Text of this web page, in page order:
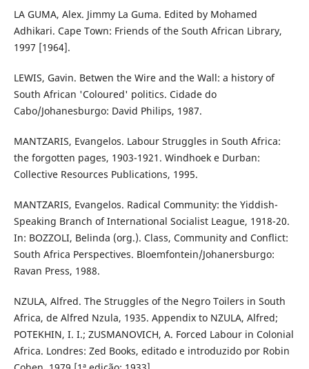
LA GUMA, Alex. Jimmy La Guma. Edited by Mohamed
Adhikari. Cape Town: Friends of the South African Library,
1997 [1964].
LEWIS, Gavin. Betwen the Wire and the Wall: a history of
South African 'Coloured' politics. Cidade do
Cabo/Johanesburgo: David Philips, 1987.
MANTZARIS, Evangelos. Labour Struggles in South Africa:
the forgotten pages, 1903-1921. Windhoek e Durban:
Collective Resources Publications, 1995.
MANTZARIS, Evangelos. Radical Community: the Yiddish-
Speaking Branch of International Socialist League, 1918-20.
In: BOZZOLI, Belinda (org.). Class, Community and Conflict:
South Africa Perspectives. Bloemfontein/Johanersburgo:
Ravan Press, 1988.
NZULA, Alfred. The Struggles of the Negro Toilers in South
Africa, de Alfred Nzula, 1935. Appendix to NZULA, Alfred;
POTEKHIN, I. I.; ZUSMANOVICH, A. Forced Labour in Colonial
Africa. Londres: Zed Books, editado e introduzido por Robin